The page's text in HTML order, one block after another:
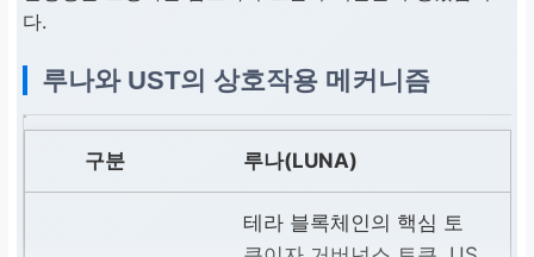
다.
루나와 UST의 상호작용 메커니즘
루나(LUNA)
테라 블록체인의 핵심 토